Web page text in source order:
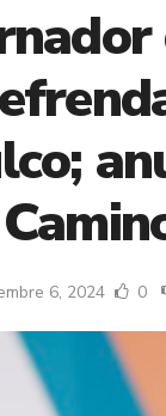
6, 2024 0